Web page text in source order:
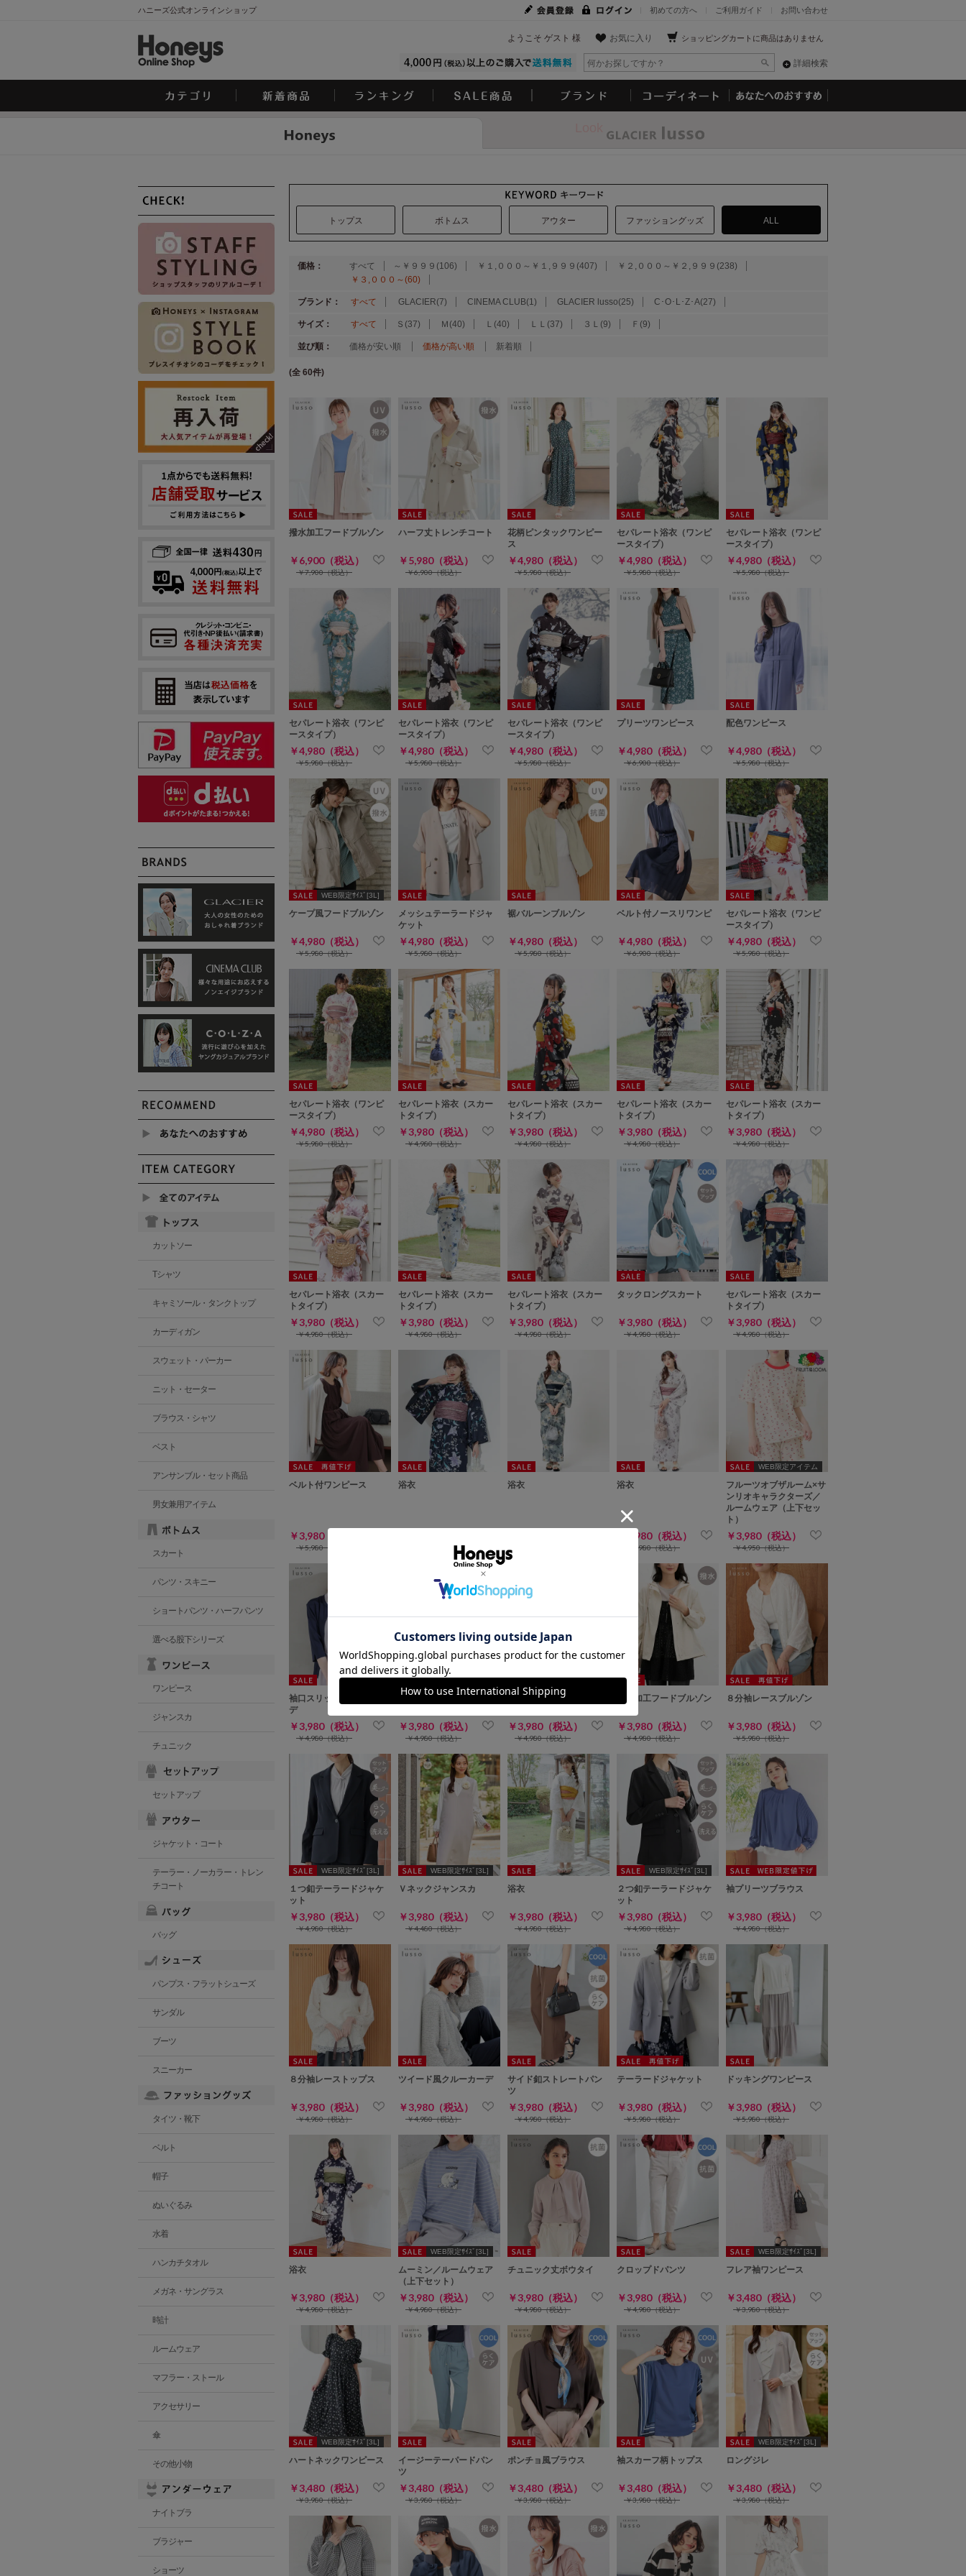
ハニーズ公式オンラインショップ お問い合わせ
ご利用ガイド
初めての方へ
ショッピングカートに商品はありません
お気に入り
ようこそ ゲスト 様
詳細検索
トップス ボトムス アウター ファッショングッズ ALL
価格： すべて ～￥９９９(106) ￥１,０００～￥１,９９９(407)
￥２,０００～￥２,９９９(238)
￥３,０００～(60)
ブランド： すべて GLACIER(7) CINEMA CLUB(1) GLACIER lusso(25) C･O･L･Z･A(27)
サイズ： すべて Ｓ(37) Ｍ(40) Ｌ(40) ＬＬ(37) ３Ｌ(9) Ｆ(9)
並び順： 価格が安い順 価格が高い順 新着順
(全 60件)
撥水加工フードブルゾン
￥6,900（税込）
￥7,900（税込）
ハーフ丈トレンチコート
￥5,980（税込）
￥6,900（税込）
花柄ピンタックワンピー
ス
￥4,980（税込）
￥5,980（税込）
セパレート浴衣（ワンピ
ースタイプ）
￥4,980（税込）
￥5,980（税込）
セパレート浴衣（ワンピ
ースタイプ）
￥4,980（税込）
￥5,980（税込）
セパレート浴衣（ワンピ
ースタイプ）
￥4,980（税込）
￥5,980（税込）
セパレート浴衣（ワンピ
ースタイプ）
￥4,980（税込）
￥5,980（税込）
セパレート浴衣（ワンピ
ースタイプ）
￥4,980（税込）
￥5,980（税込）
プリーツワンピース
￥4,980（税込）
￥6,900（税込）
配色ワンピース
￥4,980（税込）
￥5,980（税込）
WEB限定ｻｲｽﾞ[3L]
ケープ風フードブルゾン
￥4,980（税込）
￥5,980（税込）
メッシュテーラードジャ
ケット
￥4,980（税込）
￥5,980（税込）
裾バルーンブルゾン
￥4,980（税込）
￥5,980（税込）
ベルト付ノースリワンピ
￥4,980（税込）
￥6,900（税込）
セパレート浴衣（ワンピ
ースタイプ）
￥4,980（税込）
￥5,980（税込）
セパレート浴衣（ワンピ
ースタイプ）
￥4,980（税込）
￥5,980（税込）
セパレート浴衣（スカー
トタイプ）
￥3,980（税込）
￥4,980（税込）
セパレート浴衣（スカー
トタイプ）
￥3,980（税込）
￥4,980（税込）
セパレート浴衣（スカー
トタイプ）
￥3,980（税込）
￥4,980（税込）
セパレート浴衣（スカー
トタイプ）
￥3,980（税込）
￥4,980（税込）
セパレート浴衣（スカー
トタイプ）
￥3,980（税込）
￥4,980（税込）
セパレート浴衣（スカー
トタイプ）
￥3,980（税込）
￥4,980（税込）
セパレート浴衣（スカー
トタイプ）
￥3,980（税込）
￥4,980（税込）
タックロングスカート
￥3,980（税込）
￥4,980（税込）
セパレート浴衣（スカー
トタイプ）
￥3,980（税込）
￥4,980（税込）
ベルト付ワンピース
￥3,980（税込）
￥5,980（税込）
浴衣
￥4,980（税込）
浴衣 浴衣
￥3,980（税込）
￥4,980（税込）
WEB限定アイテム
フルーツオブザルーム×サ
ンリオキャラクターズ／
ルームウェア（上下セッ
ト）
￥3,980（税込）
￥4,950（税込）
袖口スリット６分袖カー
デ
￥3,980（税込）
￥4,980（税込）
￥3,980（税込）
￥4,980（税込）
ウエストタックスカート
￥3,980（税込）
￥4,980（税込）
撥水加工フードブルゾン
￥3,980（税込）
￥4,980（税込）
８分袖レースブルゾン
￥3,980（税込）
￥5,980（税込）
WEB限定ｻｲｽﾞ[3L]
１つ釦テーラードジャケ
ット
￥3,980（税込）
￥4,980（税込）
WEB限定ｻｲｽﾞ[3L]
Ｖネックジャンスカ
￥3,980（税込）
￥4,480（税込）
浴衣
￥3,980（税込）
￥4,980（税込）
WEB限定ｻｲｽﾞ[3L]
２つ釦テーラードジャケ
ット
￥3,980（税込）
￥4,980（税込）
袖プリーツブラウス
￥3,980（税込）
￥4,980（税込）
８分袖レーストップス
￥3,980（税込）
￥4,980（税込）
ツイード風クルーカーデ
￥3,980（税込）
￥4,980（税込）
サイド釦ストレートパン
ツ
￥3,980（税込）
￥4,980（税込）
テーラードジャケット
￥3,980（税込）
￥5,980（税込）
ドッキングワンピース
￥3,980（税込）
￥5,980（税込）
浴衣
￥3,980（税込）
￥4,980（税込）
WEB限定ｻｲｽﾞ[3L]
ムーミン／ルームウェア
（上下セット）
￥3,980（税込）
￥4,980（税込）
チュニック丈ボウタイ
￥3,980（税込）
￥4,980（税込）
クロップドパンツ
￥3,980（税込）
￥4,980（税込）
WEB限定ｻｲｽﾞ[3L]
フレア袖ワンピース
￥3,480（税込）
￥3,980（税込）
WEB限定ｻｲｽﾞ[3L]
ハートネックワンピース
￥3,480（税込）
￥3,980（税込）
イージーテーパードパン
ツ
￥3,480（税込）
￥3,980（税込）
ポンチョ風ブラウス
￥3,480（税込）
￥3,980（税込）
袖スカーフ柄トップス
￥3,480（税込）
￥3,980（税込）
WEB限定ｻｲｽﾞ[3L]
ロングジレ
￥3,480（税込）
￥3,980（税込）
カットソー
Tシャツ
キャミソール・タンクトップ
カーディガン
スウェット・パーカー
ニット・セーター
ブラウス・シャツ
ベスト
アンサンブル・セット商品
男女兼用アイテム
スカート
パンツ・スキニー
ショートパンツ・ハーフパンツ
選べる股下シリーズ
ワンピース
ジャンスカ
チュニック
セットアップ
ジャケット・コート
テーラー・ノーカラー・トレン
チコート
バッグ
パンプス・フラットシューズ
サンダル
ブーツ
スニーカー
タイツ・靴下
ベルト
帽子
ぬいぐるみ
水着
ハンカチタオル
メガネ・サングラス
時計
ルームウェア
マフラー・ストール
アクセサリー
傘
その他小物
ナイトブラ
ブラジャー
ショーツ